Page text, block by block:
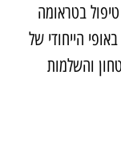
בטראומה
הייחודי של
והשלמות